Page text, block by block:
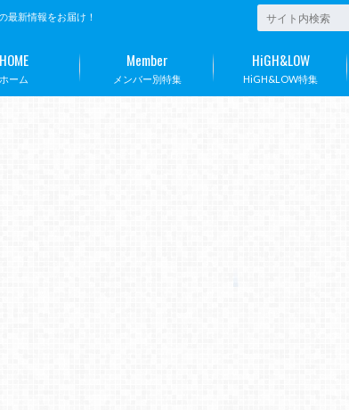
最新情報をお届け！
ホーム
HOME
メンバー別特集
Member
HiGH&LOW特集
HiGH&LOW